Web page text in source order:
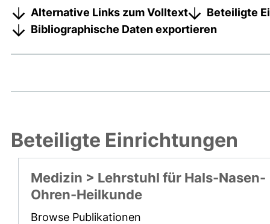
Alternative Links zum Volltext
Beteiligte
Bibliographische Daten exportieren
Beteiligte Einrichtungen
Medizin > Lehrstuhl für Hals-Nasen-
Ohren-Heilkunde
Browse Publikationen